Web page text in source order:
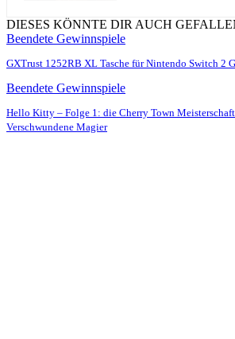
DIESES KÖNNTE DIR AUCH
Beendete Gewinnspiele
GXTrust 1252RB XL Tasche für Nintendo Switch 2
Beendete Gewinnspiele
Hello Kitty – Folge 1: die Cherry Town
Verschwundene Magier